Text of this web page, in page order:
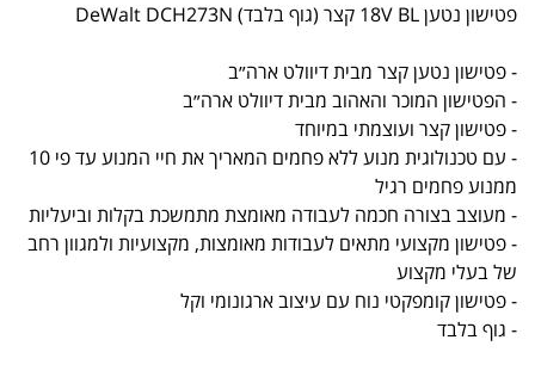
פטישון נטען 18V BL קצר (גוף בלבד) DeWalt DCH273N
- פטישון נטען קצר מבית דיוולט ארה״ב
- הפטישון המוכר והאהוב מבית דיוולט ארה״ב
- פטישון קצר ועוצמתי במיוחד
- עם טכנולוגית מנוע ללא פחמים המאריך את חיי המנוע עד פי 10
ממנוע פחמים רגיל
- מעוצב בצורה חכמה לעבודה מאומצת מתמשכת בקלות וביעליות
- פטישון מקצועי מתאים לעבודות מאומצות, מקצועיות ולמגוון רחב
של בעלי מקצוע
- פטישון קומפקטי נוח עם עיצוב ארגונומי וקל
- גוף בלבד